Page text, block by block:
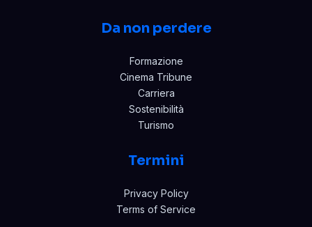
Da non perdere
Formazione
Cinema Tribune
Carriera
Sostenibilità
Turismo
Termini
Privacy Policy
Terms of Service